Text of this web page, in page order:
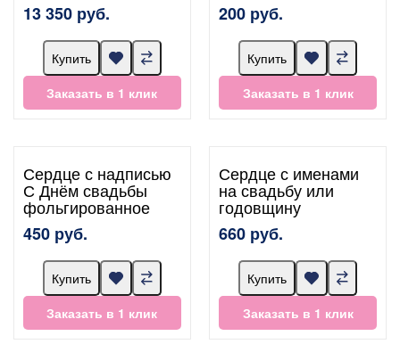
13 350 руб.
Купить
Заказать в 1 клик
200 руб.
Купить
Заказать в 1 клик
Сердце с надписью
С Днём свадьбы
фольгированное
450 руб.
Купить
Заказать в 1 клик
Сердце с именами
на свадьбу или
годовщину
660 руб.
Купить
Заказать в 1 клик